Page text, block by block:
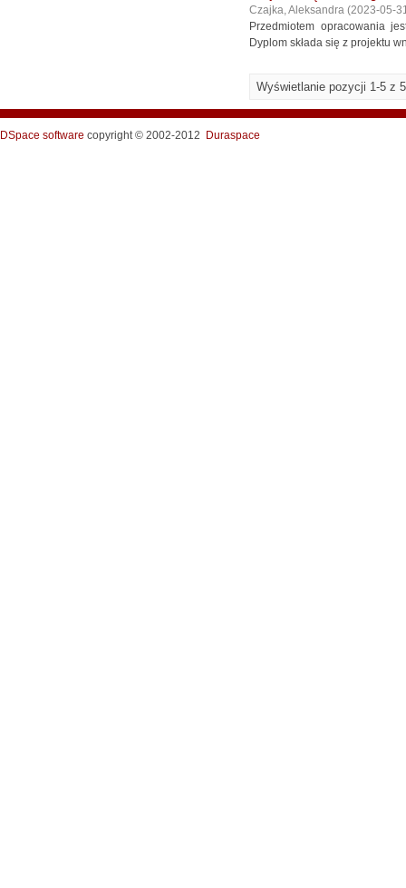
Czajka, Aleksandra (2023-05-
Przedmiotem opracowania
Dyplom składa się z projektu
Wyświetlanie pozycji 1-5 z 5
DSpace software copyright © 2002-2012 Duraspace